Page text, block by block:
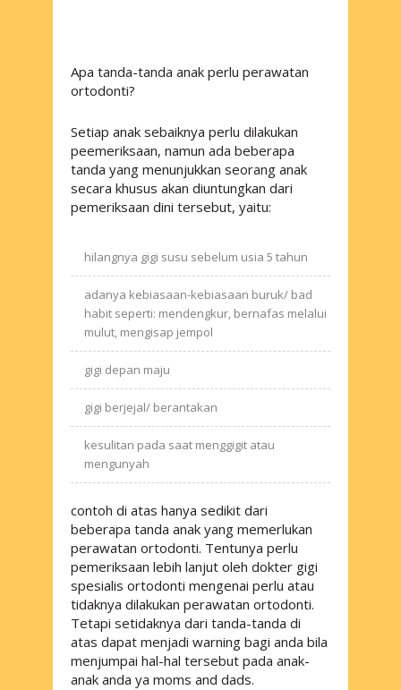
Apa tanda-tanda anak perlu perawatan
ortodonti?
Setiap anak sebaiknya perlu dilakukan
peemeriksaan, namun ada beberapa
tanda yang menunjukkan seorang anak
secara khusus akan diuntungkan dari
pemeriksaan dini tersebut, yaitu:
hilangnya gigi susu sebelum usia 5 tahun
adanya kebiasaan-kebiasaan buruk/ bad
habit seperti: mendengkur, bernafas melalui
mulut, mengisap jempol
gigi depan maju
gigi berjejal/ berantakan
kesulitan pada saat menggigit atau
mengunyah
contoh di atas hanya sedikit dari
beberapa tanda anak yang memerlukan
perawatan ortodonti. Tentunya perlu
pemeriksaan lebih lanjut oleh dokter gigi
spesialis ortodonti mengenai perlu atau
tidaknya dilakukan perawatan ortodonti.
Tetapi setidaknya dari tanda-tanda di
atas dapat menjadi warning bagi anda bila
menjumpai hal-hal tersebut pada anak-
anak anda ya moms and dads.